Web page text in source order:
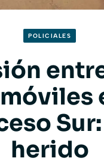
POLICIALES
herido